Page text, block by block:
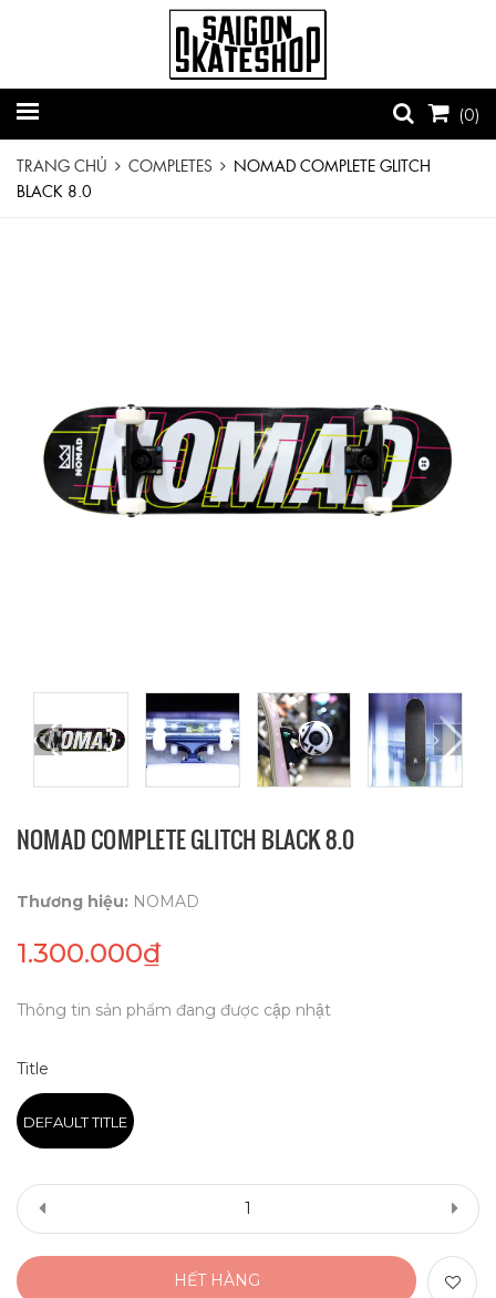
(0)
TRANG CHỦ COMPLETES
NOMAD COMPLETE GLITCH
BLACK 8.0
NOMAD COMPLETE GLITCH BLACK 8.0
Thương hiệu: NOMAD
1.300.000₫
Thông tin sản phẩm đang được cập nhật
Title
DEFAULT TITLE
HẾT HÀNG